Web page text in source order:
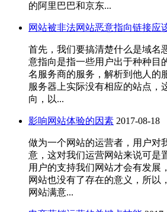
的阿里巴巴和京东...
网站被非法网站恶意指向链接应
首先，我们要搞清楚什么是域
意指向是指一些用户出于种种目
名服务商的服务，解析到他人的
服务器上实际没有相应的站点，
向，以...
影响网站体验的因素 2017-08-18
做为一个网站的运营者，用户对
意，这对我们运营网站来说可是
用户的支持我们网站才会有发展
网站也没有了存在的意义，所以
网站满意...